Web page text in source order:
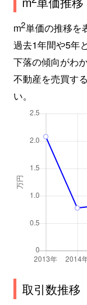
m2単価の推移を
過去1年間や5年
下落の傾向がわか
不動産を売買す
い。
取引数推移